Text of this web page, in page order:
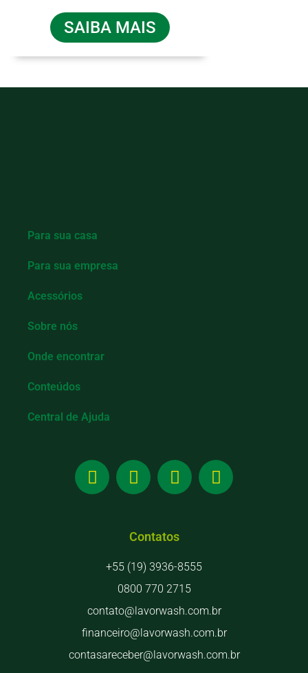
SAIBA MAIS
Para sua casa
Para sua empresa
Acessórios
Sobre nós
Onde encontrar
Conteúdos
Central de Ajuda
Contatos
+55 (19) 3936-8555
0800 770 2715
contato@lavorwash.com.br
financeiro@lavorwash.com.br
contasareceber@lavorwash.com.br